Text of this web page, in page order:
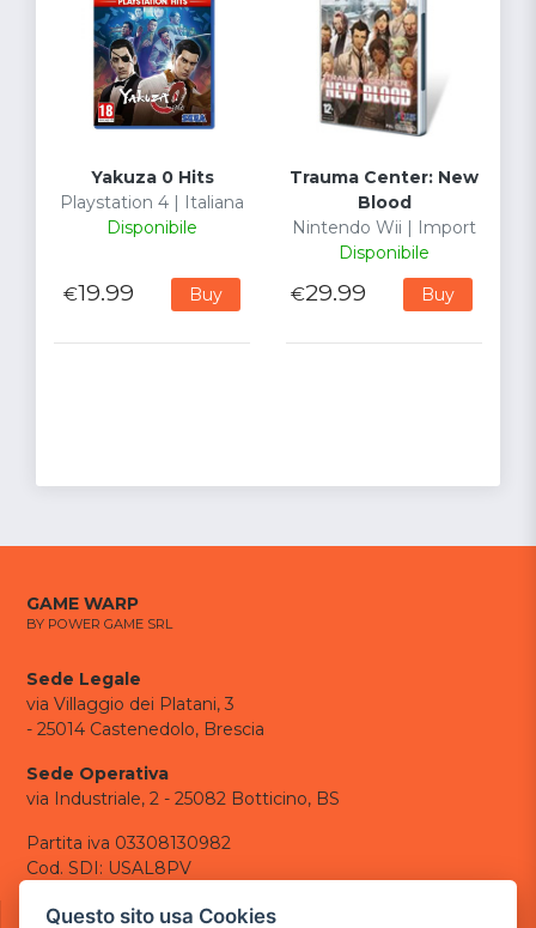
Yakuza 0 Hits
Playstation 4 | Italiana
Disponibile
€19.99 Buy
Trauma Center: New
Blood
Nintendo Wii | Import
Disponibile
€29.99 Buy
GAME WARP
BY POWER GAME SRL
Sede Legale
via Villaggio dei Platani, 3
- 25014 Castenedolo, Brescia
Sede Operativa
via Industriale, 2 - 25082 Botticino, BS
Partita iva 03308130982
Cod. SDI: USAL8PV
CONTATTI
Questo sito usa Cookies